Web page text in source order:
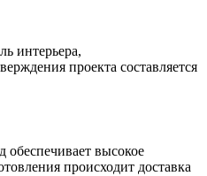
интерьера,
проекта составляется
высокое
происходит доставка